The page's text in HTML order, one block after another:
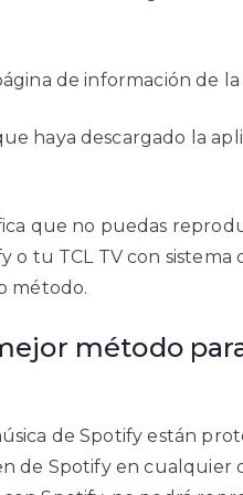
de información de
haya descargado la
que no puedas
o tu TCL TV con
método.
método
de Spotify están
de Spotify en cualquier